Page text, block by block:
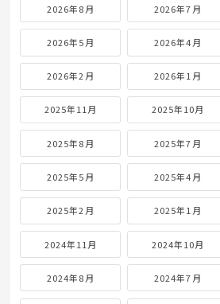
2026年8月 2026年7月
2026年5月 2026年4月
2026年2月 2026年1月
2025年11月 2025年10月
2025年8月 2025年7月
2025年5月 2025年4月
2025年2月 2025年1月
2024年11月 2024年10月
2024年8月 2024年7月